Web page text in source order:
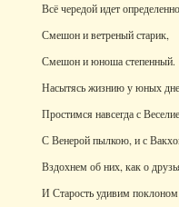
Всё чередой идет
Смешон и ветреный старик,
Смешон и юноша степенный.
Насытясь жизнию у юных
Простимся навсегда с
С Венерой пылкою, и с
Вздохнем об них, как о
И Старость удивим